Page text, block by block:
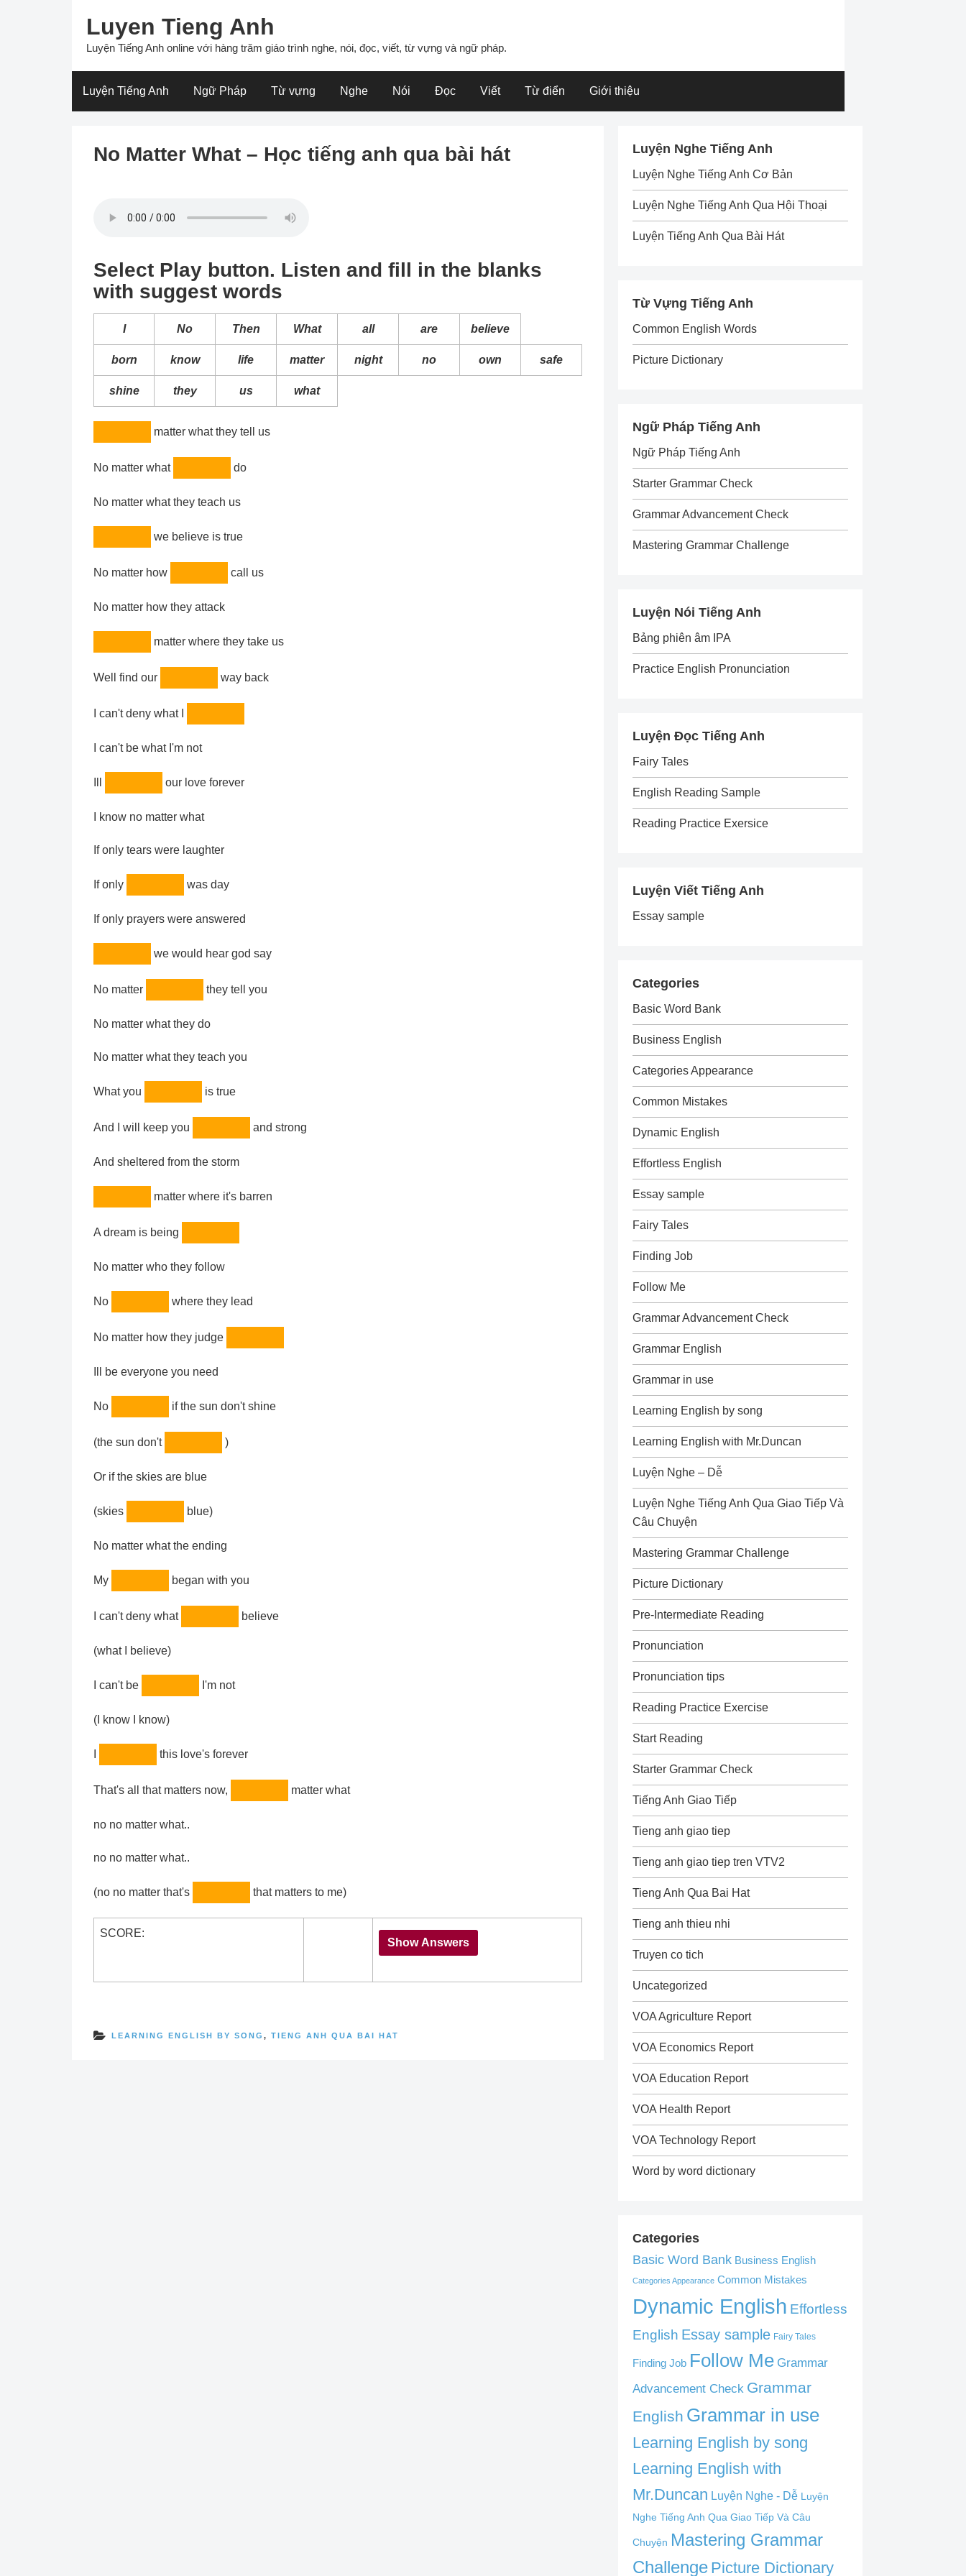
content
Luyen Tieng Anh
Luyện Tiếng Anh online với hàng trăm giáo trình nghe, nói, đọc, viết, từ vựng và ngữ pháp.
Luyện Tiếng Anh Ngữ Pháp Từ vựng Nghe Nói Đọc Viết Từ điển Giới thiệu
No Matter What – Học tiếng anh qua bài hát
Select Play button. Listen and fill in the blanks
with suggest words
I No Then What all are believe
born know life matter night no own safe
shine they us what
matter what they tell us
No matter what do
No matter what they teach us
we believe is true
No matter how call us
No matter how they attack
matter where they take us
Well find our way back
I can't deny what I
I can't be what I'm not
our love forever
I know no matter what
If only tears were laughter
If only was day
If only prayers were answered
we would hear god say
No matter they tell you
No matter what they do
No matter what they teach you
What you is true
And I will keep you and strong
And sheltered from the storm
matter where it's barren
A dream is being
No matter who they follow
No where they lead
No matter how they judge
Ill be everyone you need
No if the sun don't shine
(the sun don't )
Or if the skies are blue
(skies blue)
No matter what the ending
My began with you
I can't deny what believe
(what I believe)
I can't be I'm not
(I know I know)
this love's forever
That's all that matters now, matter what
no no matter what..
no no matter what..
(no no matter that's that matters to me)
SCORE:
LEARNING ENGLISH BY SONG , TIENG ANH QUA BAI HAT
Luyện Nghe Tiếng Anh
Luyện Nghe Tiếng Anh Cơ Bản
Luyện Nghe Tiếng Anh Qua Hội Thoại
Luyện Tiếng Anh Qua Bài Hát
Từ Vựng Tiếng Anh
Common English Words
Picture Dictionary
Ngữ Pháp Tiếng Anh
Ngữ Pháp Tiếng Anh
Starter Grammar Check
Grammar Advancement Check
Mastering Grammar Challenge
Luyện Nói Tiếng Anh
Bảng phiên âm IPA
Practice English Pronunciation
Luyện Đọc Tiếng Anh
Fairy Tales
English Reading Sample
Reading Practice Exersice
Luyện Viết Tiếng Anh
Essay sample
Categories
Basic Word Bank
Business English
Categories Appearance
Common Mistakes
Dynamic English
Effortless English
Essay sample
Fairy Tales
Finding Job
Follow Me
Grammar Advancement Check
Grammar English
Grammar in use
Learning English by song
Learning English with Mr.Duncan
Luyện Nghe – Dễ
Luyện Nghe Tiếng Anh Qua Giao Tiếp Và
Câu Chuyện
Mastering Grammar Challenge
Picture Dictionary
Pre-Intermediate Reading
Pronunciation
Pronunciation tips
Reading Practice Exercise
Start Reading
Starter Grammar Check
Tiếng Anh Giao Tiếp
Tieng anh giao tiep
Tieng anh giao tiep tren VTV2
Tieng Anh Qua Bai Hat
Tieng anh thieu nhi
Truyen co tich
Uncategorized
VOA Agriculture Report
VOA Economics Report
VOA Education Report
VOA Health Report
VOA Technology Report
Word by word dictionary
Categories
Basic Word Bank Business English
Categories Appearance Common Mistakes
Dynamic English Effortless
English Essay sample Fairy Tales
Finding Job Follow Me Grammar
Advancement Check Grammar
English Grammar in use
Learning English by song
Learning English with
Mr.Duncan Luyện Nghe - Dễ Luyện
Nghe Tiếng Anh Qua Giao Tiếp Và Câu
Chuyện Mastering Grammar
Challenge Picture Dictionary